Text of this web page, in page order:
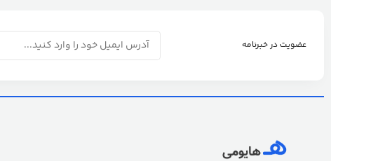
عضویت در خبرنامه